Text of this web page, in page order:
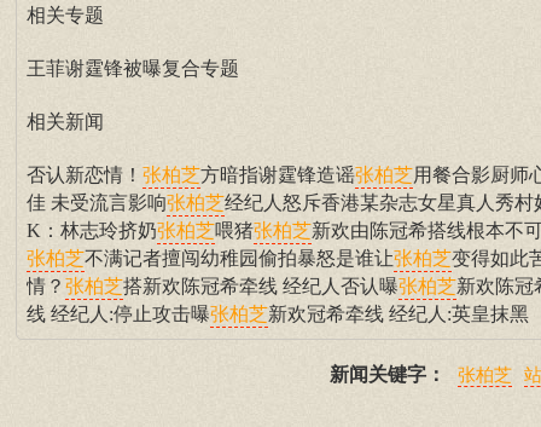
相关专题
王菲谢霆锋被曝复合专题
相关新闻
否认新恋情！ 张柏芝方暗指谢霆锋造谣张柏芝用餐合影厨师
佳 未受流言影响张柏芝经纪人怒斥香港某杂志女星真人秀村
K：林志玲挤奶张柏芝喂猪张柏芝新欢由陈冠希搭线根本不
张柏芝不满记者擅闯幼稚园偷拍暴怒是谁让张柏芝变得如此
情？ 张柏芝搭新欢陈冠希牵线 经纪人否认曝张柏芝新欢陈冠
线 经纪人:停止攻击曝张柏芝新欢冠希牵线 经纪人:英皇抹黑
新闻关键字： 张柏芝